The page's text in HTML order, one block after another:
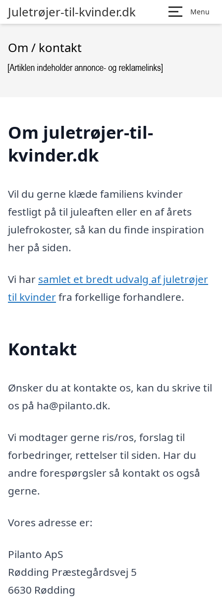
Juletrøjer-til-kvinder.dk Menu
Om / kontakt
Om juletrøjer-til-
kvinder.dk
Vil du gerne klæde familiens kvinder
festligt på til juleaften eller en af årets
julefrokoster, så kan du finde inspiration
her på siden.
Vi har samlet et bredt udvalg af juletrøjer
til kvinderfra forkellige forhandlere.
Kontakt
Ønsker du at kontakte os, kan du skrive til
os på ha@pilanto.dk.
Vi modtager gerne ris/ros, forslag til
forbedringer, rettelser til siden. Har du
andre forespørgsler så kontakt os også
gerne.
Vores adresse er:
Pilanto ApS
Rødding Præstegårdsvej 5
6630 Rødding